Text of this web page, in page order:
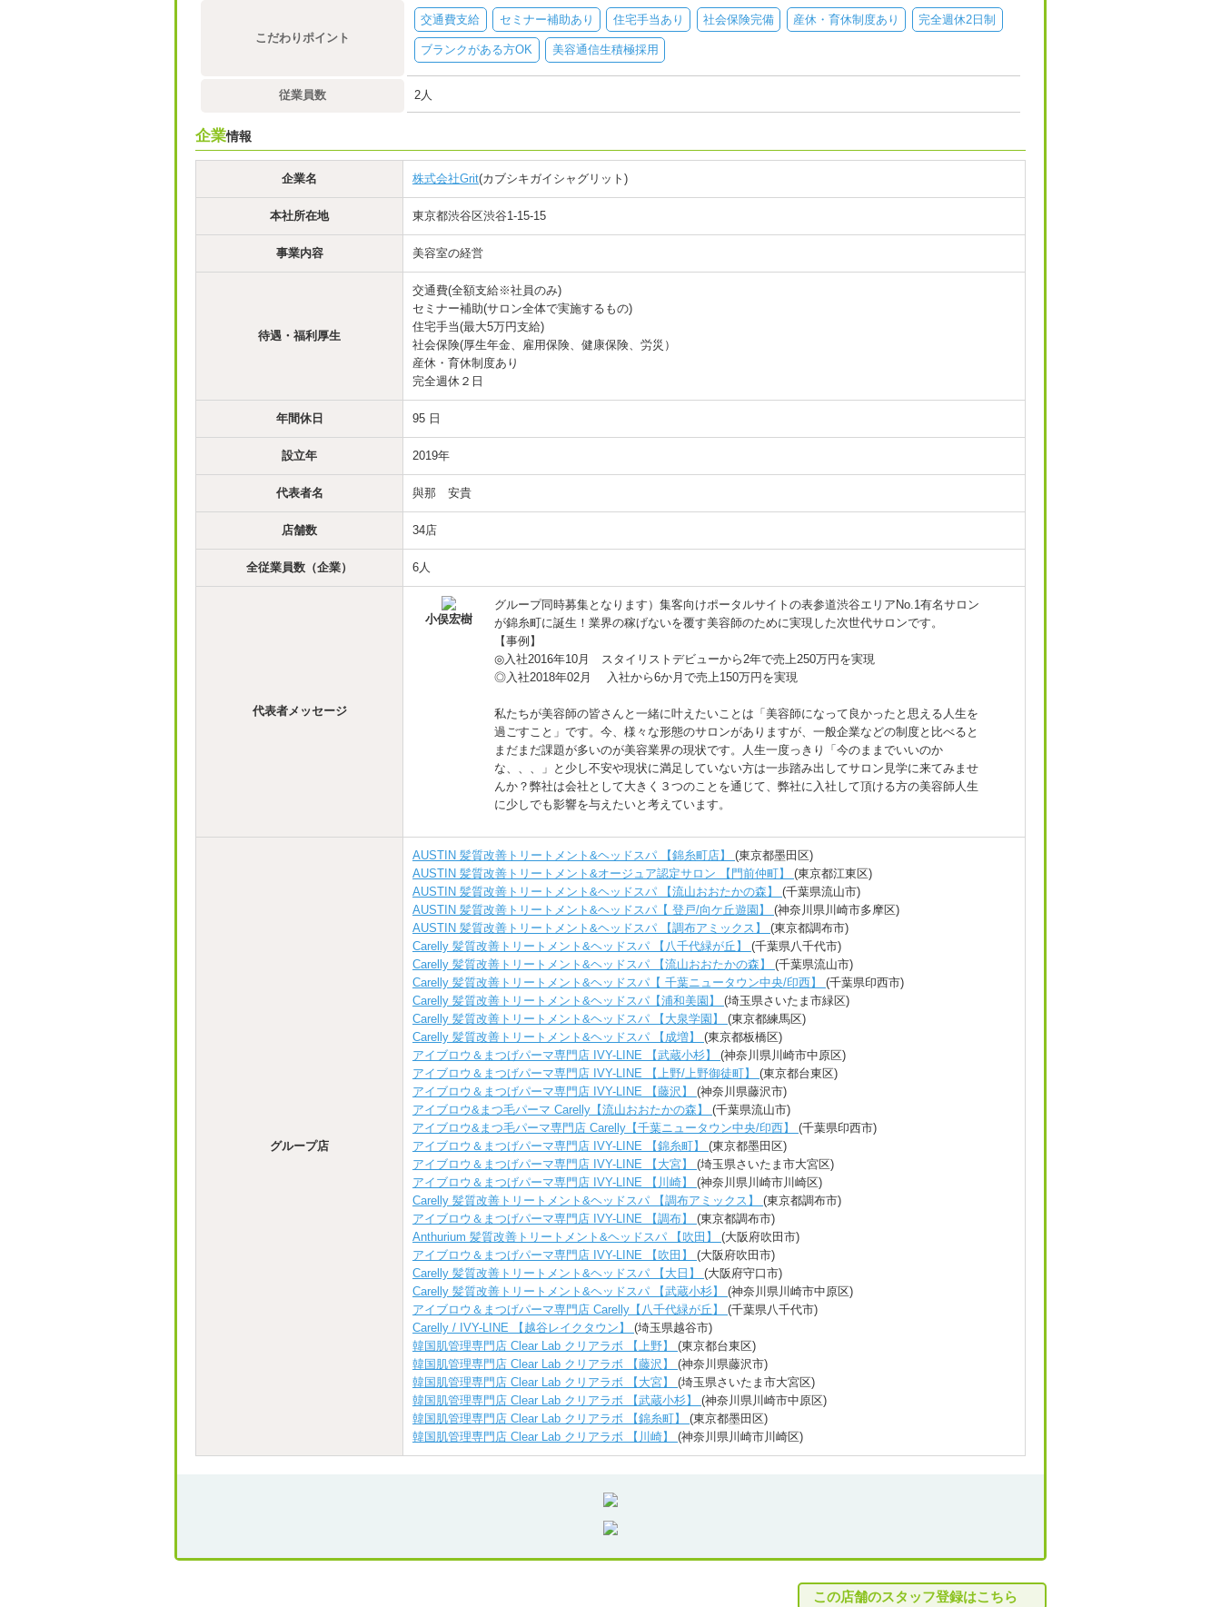
こだわりポイント
交通費支給 セミナー補助あり 住宅手当あり 社会保険完備 産休・育休制度あり 完全週休2日制
ブランクがある方OK 美容通信生積極採用
従業員数 2人
企業情報
企業名 株式会社Grit(カブシキガイシャグリット)
本社所在地 東京都渋谷区渋谷1-15-15
事業内容 美容室の経営
待遇・福利厚生
交通費(全額支給※社員のみ)
セミナー補助(サロン全体で実施するもの)
住宅手当(最大5万円支給)
社会保険(厚生年金、雇用保険、健康保険、労災）
産休・育休制度あり
完全週休２日
年間休日 95 日
設立年 2019年
代表者名 與那 安貴
店舗数 34店
全従業員数（企業） 6人
代表者メッセージ
小俣宏樹
グループ同時募集となります）集客向けポータルサイトの表参道渋谷エリアNo.1有名サロン
が錦糸町に誕生！業界の稼げないを覆す美容師のために実現した次世代サロンです。
【事例】
◎入社2016年10月 スタイリストデビューから2年で売上250万円を実現
◎入社2018年02月 入社から6か月で売上150万円を実現
私たちが美容師の皆さんと一緒に叶えたいことは「美容師になって良かったと思える人生を
過ごすこと」です。今、様々な形態のサロンがありますが、一般企業などの制度と比べると
まだまだ課題が多いのが美容業界の現状です。人生一度っきり「今のままでいいのか
な、、、」と少し不安や現状に満足していない方は一歩踏み出してサロン見学に来てみませ
んか？弊社は会社として大きく３つのことを通じて、弊社に入社して頂ける方の美容師人生
に少しでも影響を与えたいと考えています。
グループ店
AUSTIN 髪質改善トリートメント&ヘッドスパ 【錦糸町店】 (東京都墨田区)
AUSTIN 髪質改善トリートメント&オージュア認定サロン 【門前仲町】 (東京都江東区)
AUSTIN 髪質改善トリートメント&ヘッドスパ 【流山おおたかの森】 (千葉県流山市)
AUSTIN 髪質改善トリートメント&ヘッドスパ【 登戸/向ケ丘遊園】 (神奈川県川崎市多摩区)
AUSTIN 髪質改善トリートメント&ヘッドスパ 【調布アミックス】 (東京都調布市)
Carelly 髪質改善トリートメント&ヘッドスパ 【八千代緑が丘】 (千葉県八千代市)
Carelly 髪質改善トリートメント&ヘッドスパ 【流山おおたかの森】 (千葉県流山市)
Carelly 髪質改善トリートメント&ヘッドスパ【 千葉ニュータウン中央/印西】 (千葉県印西市)
Carelly 髪質改善トリートメント&ヘッドスパ【浦和美園】 (埼玉県さいたま市緑区)
Carelly 髪質改善トリートメント&ヘッドスパ 【大泉学園】 (東京都練馬区)
Carelly 髪質改善トリートメント&ヘッドスパ 【成増】 (東京都板橋区)
アイブロウ＆まつげパーマ専門店 IVY-LINE 【武蔵小杉】 (神奈川県川崎市中原区)
アイブロウ＆まつげパーマ専門店 IVY-LINE 【上野/上野御徒町】 (東京都台東区)
アイブロウ＆まつげパーマ専門店 IVY-LINE 【藤沢】 (神奈川県藤沢市)
アイブロウ&まつ毛パーマ Carelly【流山おおたかの森】 (千葉県流山市)
アイブロウ&まつ毛パーマ専門店 Carelly【千葉ニュータウン中央/印西】 (千葉県印西市)
アイブロウ＆まつげパーマ専門店 IVY-LINE 【錦糸町】 (東京都墨田区)
アイブロウ＆まつげパーマ専門店 IVY-LINE 【大宮】 (埼玉県さいたま市大宮区)
アイブロウ＆まつげパーマ専門店 IVY-LINE 【川崎】 (神奈川県川崎市川崎区)
Carelly 髪質改善トリートメント&ヘッドスパ 【調布アミックス】 (東京都調布市)
アイブロウ＆まつげパーマ専門店 IVY-LINE 【調布】 (東京都調布市)
Anthurium 髪質改善トリートメント&ヘッドスパ 【吹田】 (大阪府吹田市)
アイブロウ＆まつげパーマ専門店 IVY-LINE 【吹田】 (大阪府吹田市)
Carelly 髪質改善トリートメント&ヘッドスパ 【大日】 (大阪府守口市)
Carelly 髪質改善トリートメント&ヘッドスパ 【武蔵小杉】 (神奈川県川崎市中原区)
アイブロウ＆まつげパーマ専門店 Carelly【八千代緑が丘】 (千葉県八千代市)
Carelly / IVY-LINE 【越谷レイクタウン】 (埼玉県越谷市)
韓国肌管理専門店 Clear Lab クリアラボ 【上野】 (東京都台東区)
韓国肌管理専門店 Clear Lab クリアラボ 【藤沢】 (神奈川県藤沢市)
韓国肌管理専門店 Clear Lab クリアラボ 【大宮】 (埼玉県さいたま市大宮区)
韓国肌管理専門店 Clear Lab クリアラボ 【武蔵小杉】 (神奈川県川崎市中原区)
韓国肌管理専門店 Clear Lab クリアラボ 【錦糸町】 (東京都墨田区)
韓国肌管理専門店 Clear Lab クリアラボ 【川崎】 (神奈川県川崎市川崎区)
この店舗のスタッフ登録はこちら